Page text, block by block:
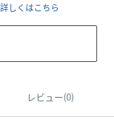
詳しくはこちら
レビュー(0)